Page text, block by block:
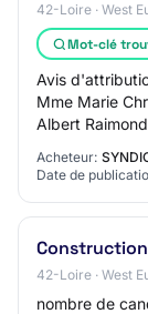
42-Loire · West
Mot-clé
Avis
Mme Marie
Albert
Acheteur:
Date de
42-Loire · West
nombre de